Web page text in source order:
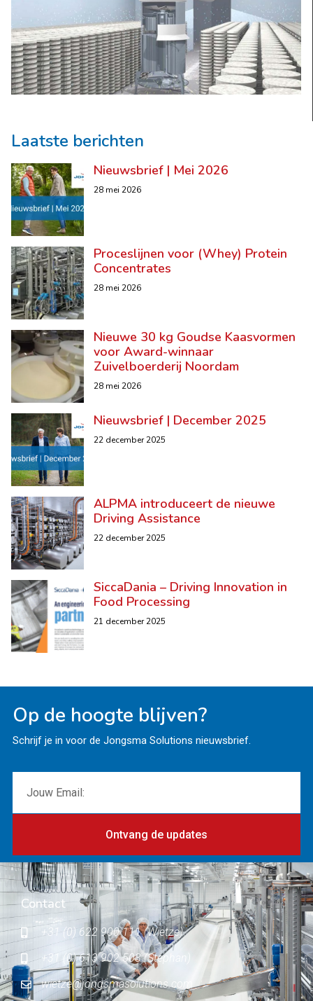
Laatste berichten
Nieuwsbrief | Mei 2026
28 mei 2026
Proceslijnen voor (Whey) Protein
Concentrates
28 mei 2026
Nieuwe 30 kg Goudse Kaasvormen
voor Award-winnaar
Zuivelboerderij Noordam
28 mei 2026
Nieuwsbrief | December 2025
22 december 2025
ALPMA introduceert de nieuwe
Driving Assistance
22 december 2025
SiccaDania – Driving Innovation in
Food Processing
21 december 2025
Op de hoogte blijven?
Schrijf je in voor de Jongsma Solutions nieuwsbrief.
Ontvang de updates
Contact
+31 (0) 622 900 111 (Wietze)
+31 (0) 613 902 503 (Stephan)
wietze@jongsmasolutions.com